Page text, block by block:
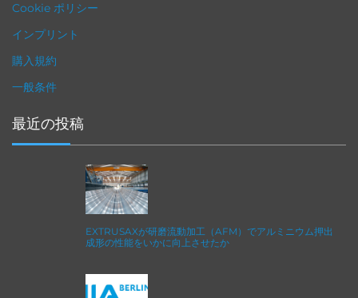
Cookie ポリシー
インプリント
購入規約
一般条件
最近の投稿
EXTRUSAXが研磨流動加工（AFM）でアルミニウム押出
成形の性能をいかに向上させたか